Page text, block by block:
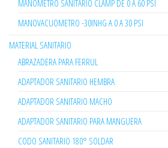
MANOMETRO SANITARIO CLAMP DE 0 A 60 PSI
MANOVACUOMETRO -30INHG A 0 A 30 PSI
MATERIAL SANITARIO
ABRAZADERA PARA FERRUL
ADAPTADOR SANITARIO HEMBRA
ADAPTADOR SANITARIO MACHO
ADAPTADOR SANITARIO PARA MANGUERA
CODO SANITARIO 180° SOLDAR